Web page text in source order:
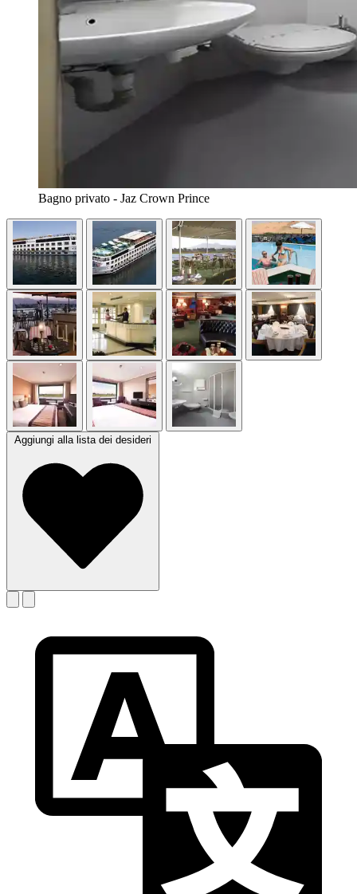
Bagno privato - Jaz Crown Prince
Aggiungi alla lista dei desideri